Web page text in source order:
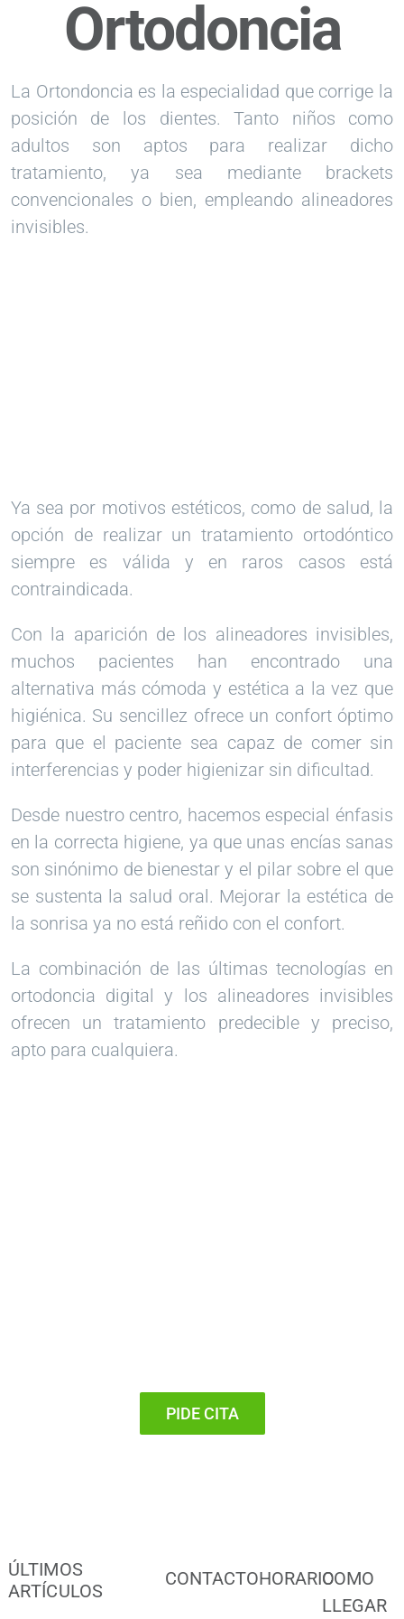
Ortodoncia
La Ortondoncia es la especialidad que corrige la
posición de los dientes. Tanto niños como
adultos son aptos para realizar dicho
tratamiento, ya sea mediante brackets
convencionales o bien, empleando alineadores
invisibles.
Ya sea por motivos estéticos, como de salud, la
opción de realizar un tratamiento ortodóntico
siempre es válida y en raros casos está
contraindicada.
Con la aparición de los alineadores invisibles,
muchos pacientes han encontrado una
alternativa más cómoda y estética a la vez que
higiénica. Su sencillez ofrece un confort óptimo
para que el paciente sea capaz de comer sin
interferencias y poder higienizar sin dificultad.
Desde nuestro centro, hacemos especial énfasis
en la correcta higiene, ya que unas encías sanas
son sinónimo de bienestar y el pilar sobre el que
se sustenta la salud oral. Mejorar la estética de
la sonrisa ya no está reñido con el confort.
La combinación de las últimas tecnologías en
ortodoncia digital y los alineadores invisibles
ofrecen un tratamiento predecible y preciso,
apto para cualquiera.
PIDE CITA
ÚLTIMOS
ARTÍCULOS
CONTACTOHORARIOCOMO
LLEGAR